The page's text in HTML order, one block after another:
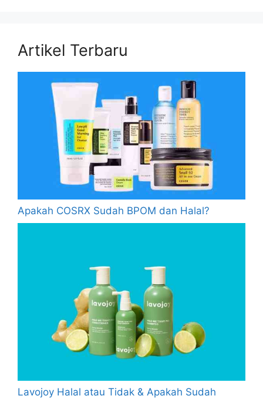
Artikel Terbaru
Apakah COSRX Sudah BPOM dan Halal?
Lavojoy Halal atau Tidak & Apakah Sudah